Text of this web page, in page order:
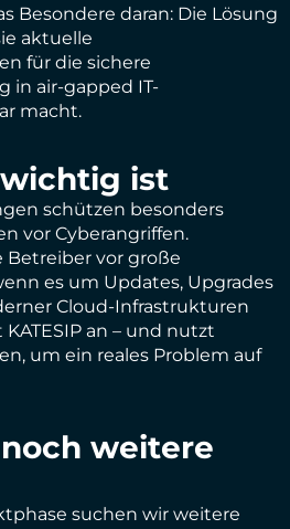
Besondere daran: Die Lösung
aktuelle
für die sichere
in air-gapped IT-
macht.
ist
schützen besonders
vor Cyberangriffen.
Betreiber vor große
es um Updates, Upgrades
Cloud-Infrastrukturen
an – und nutzt
um ein reales Problem auf
weitere
suchen wir weitere